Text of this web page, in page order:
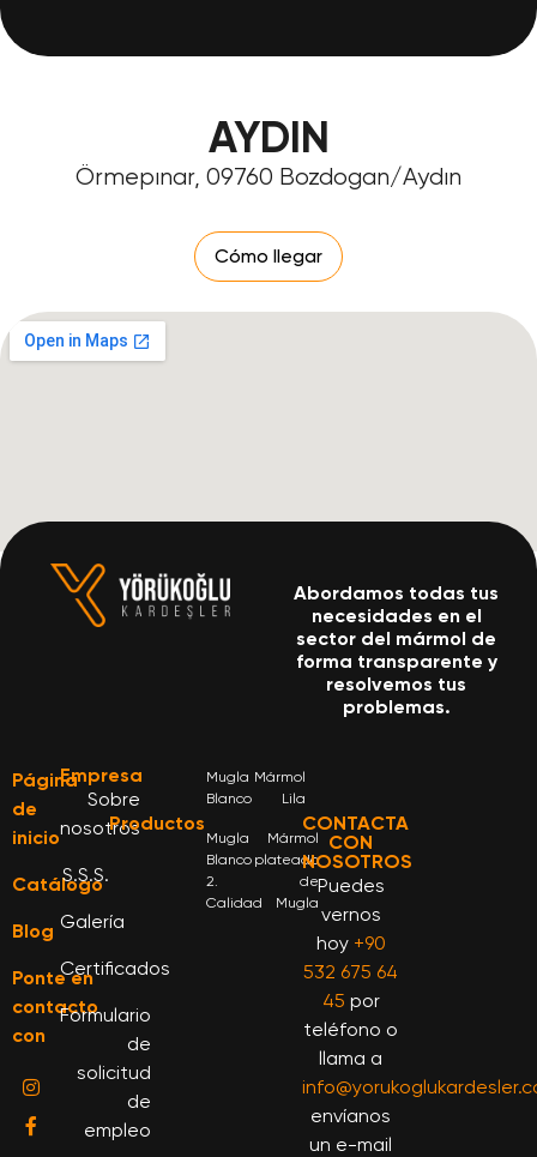
AYDIN
Örmepınar, 09760 Bozdogan/Aydın
Cómo llegar
Abordamos todas tus
necesidades en el
sector del mármol de
forma transparente y
resolvemos tus
problemas.
Página
de
inicio
Catálogo
Blog
Ponte en
contacto
con
Empresa
Sobre
nosotros
S.S.S.
Galería
Certificados
Formulario
de
solicitud
de
empleo
Productos
Mugla
Blanco
Mugla
Blanco
2.
Calidad
Mármol
Lila
Mármol
plateado
de
Mugla
CONTACTA
CON
NOSOTROS
Puedes
vernos
hoy +90
532 675 64
45 por
teléfono o
llama a
envíanos
un e-mail